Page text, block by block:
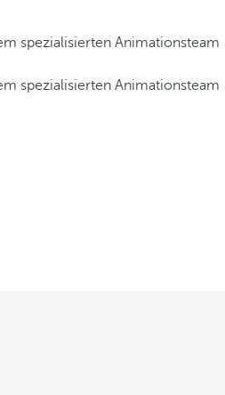
spezialisierten Animationsteam
spezialisierten Animationsteam